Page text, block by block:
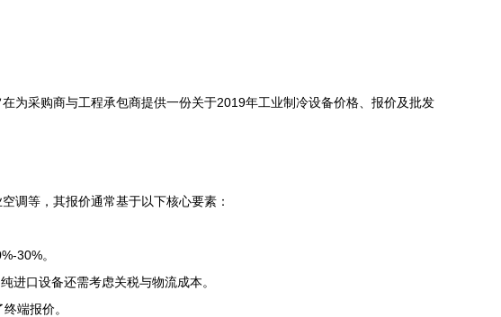
为采购商与工程承包商提供一份关于2019年工业制冷设备价格、报价及批发
调等，其报价通常基于以下核心要素：
30%。
进口设备还需考虑关税与物流成本。
端报价。